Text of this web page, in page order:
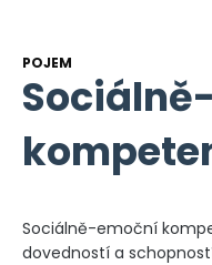
POJEM
Sociálně-emoční
dovedností a